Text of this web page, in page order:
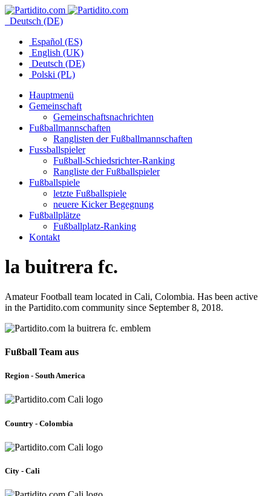
Deutsch (DE)
Español (ES)
English (UK)
Deutsch (DE)
Polski (PL)
Hauptmenü
Gemeinschaft
Gemeinschaftsnachrichten
Fußballmannschaften
Ranglisten der Fußballmannschaften
Fussballspieler
Fußball-Schiedsrichter-Ranking
Rangliste der Fußballspieler
Fußballspiele
letzte Fußballspiele
neuere Kicker Begegnung
Fußballplätze
Fußballplatz-Ranking
Kontakt
la buitrera fc.
Amateur Football team located in Cali, Colombia. Has been active
in the Partidito.com community since September 8, 2018.
Fußball Team aus
Region - South America
Country - Colombia
City - Cali